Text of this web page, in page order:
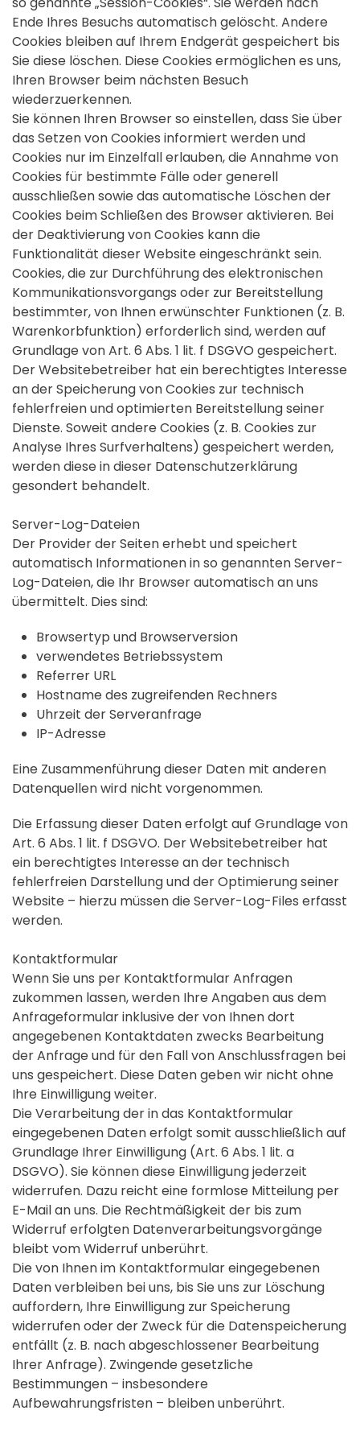
Ende Ihres Besuchs automatisch gelöscht. Andere
Cookies bleiben auf Ihrem Endgerät gespeichert bis
Sie diese löschen. Diese Cookies ermöglichen es uns,
Ihren Browser beim nächsten Besuch
wiederzuerkennen.
Sie können Ihren Browser so einstellen, dass Sie über
das Setzen von Cookies informiert werden und
Cookies nur im Einzelfall erlauben, die Annahme von
Cookies für bestimmte Fälle oder generell
ausschließen sowie das automatische Löschen der
Cookies beim Schließen des Browser aktivieren. Bei
der Deaktivierung von Cookies kann die
Funktionalität dieser Website eingeschränkt sein.
Cookies, die zur Durchführung des elektronischen
Kommunikationsvorgangs oder zur Bereitstellung
bestimmter, von Ihnen erwünschter Funktionen (z. B.
Warenkorbfunktion) erforderlich sind, werden auf
Grundlage von Art. 6 Abs. 1 lit. f DSGVO gespeichert.
Der Websitebetreiber hat ein berechtigtes Interesse
an der Speicherung von Cookies zur technisch
fehlerfreien und optimierten Bereitstellung seiner
Dienste. Soweit andere Cookies (z. B. Cookies zur
Analyse Ihres Surfverhaltens) gespeichert werden,
werden diese in dieser Datenschutzerklärung
gesondert behandelt.
Server-Log-Dateien
Der Provider der Seiten erhebt und speichert
automatisch Informationen in so genannten Server-
Log-Dateien, die Ihr Browser automatisch an uns
übermittelt. Dies sind:
Browsertyp und Browserversion
verwendetes Betriebssystem
Referrer URL
Hostname des zugreifenden Rechners
Uhrzeit der Serveranfrage
IP-Adresse
Eine Zusammenführung dieser Daten mit anderen
Datenquellen wird nicht vorgenommen.
Die Erfassung dieser Daten erfolgt auf Grundlage von
Art. 6 Abs. 1 lit. f DSGVO. Der Websitebetreiber hat
ein berechtigtes Interesse an der technisch
fehlerfreien Darstellung und der Optimierung seiner
Website – hierzu müssen die Server-Log-Files erfasst
werden.
Kontaktformular
Wenn Sie uns per Kontaktformular Anfragen
zukommen lassen, werden Ihre Angaben aus dem
Anfrageformular inklusive der von Ihnen dort
angegebenen Kontaktdaten zwecks Bearbeitung
der Anfrage und für den Fall von Anschlussfragen bei
uns gespeichert. Diese Daten geben wir nicht ohne
Ihre Einwilligung weiter.
Die Verarbeitung der in das Kontaktformular
eingegebenen Daten erfolgt somit ausschließlich auf
Grundlage Ihrer Einwilligung (Art. 6 Abs. 1 lit. a
DSGVO). Sie können diese Einwilligung jederzeit
widerrufen. Dazu reicht eine formlose Mitteilung per
E-Mail an uns. Die Rechtmäßigkeit der bis zum
Widerruf erfolgten Datenverarbeitungsvorgänge
bleibt vom Widerruf unberührt.
Die von Ihnen im Kontaktformular eingegebenen
Daten verbleiben bei uns, bis Sie uns zur Löschung
auffordern, Ihre Einwilligung zur Speicherung
widerrufen oder der Zweck für die Datenspeicherung
entfällt (z. B. nach abgeschlossener Bearbeitung
Ihrer Anfrage). Zwingende gesetzliche
Bestimmungen – insbesondere
Aufbewahrungsfristen – bleiben unberührt.